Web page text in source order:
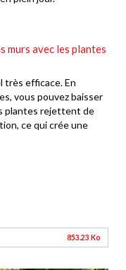
murs avec les plantes
très efficace. En
vous pouvez baisser
plantes rejettent de
ce qui crée une
853.23 Ko